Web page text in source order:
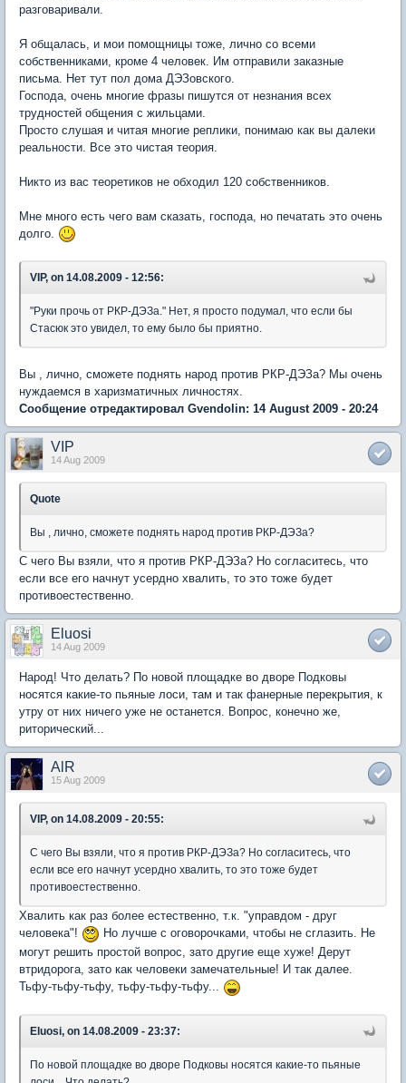
разговаривали.
Я общалась, и мои помощницы тоже, лично со всеми
собственниками, кроме 4 человек. Им отправили заказные
письма. Нет тут пол дома ДЭЗовского.
Господа, очень многие фразы пишутся от незнания всех
трудностей общения с жильцами.
Просто слушая и читая многие реплики, понимаю как вы далеки
реальности. Все это чистая теория.
Никто из вас теоретиков не обходил 120 собственников.
Мне много есть чего вам сказать, господа, но печатать это очень
долго.
VIP, on 14.08.2009 - 12:56:
"Руки прочь от РКР-ДЭЗа." Нет, я просто подумал, что если бы
Стасюк это увидел, то ему было бы приятно.
Вы , лично, сможете поднять народ против РКР-ДЭЗа? Мы очень
нуждаемся в харизматичных личностях.
Сообщение отредактировал Gvendolin: 14 August 2009 - 20:24
VIP
14 Aug 2009
Quote
Вы , лично, сможете поднять народ против РКР-ДЭЗа?
С чего Вы взяли, что я против РКР-ДЭЗа? Но согласитесь, что
если все его начнут усердно хвалить, то это тоже будет
противоестественно.
Eluosi
14 Aug 2009
Народ! Что делать? По новой площадке во дворе Подковы
носятся какие-то пьяные лоси, там и так фанерные перекрытия, к
утру от них ничего уже не останется. Вопрос, конечно же,
риторический...
AlR
15 Aug 2009
VIP, on 14.08.2009 - 20:55:
С чего Вы взяли, что я против РКР-ДЭЗа? Но согласитесь, что
если все его начнут усердно хвалить, то это тоже будет
противоестественно.
Хвалить как раз более естественно, т.к. "управдом - друг
человека"!
Но лучше с оговорочками, чтобы не сглазить. Не
могут решить простой вопрос, зато другие еще хуже! Дерут
втридорога, зато как человеки замечательные! И так далее.
Тьфу-тьфу-тьфу, тьфу-тьфу-тьфу...
Eluosi, on 14.08.2009 - 23:37:
По новой площадке во дворе Подковы носятся какие-то пьяные